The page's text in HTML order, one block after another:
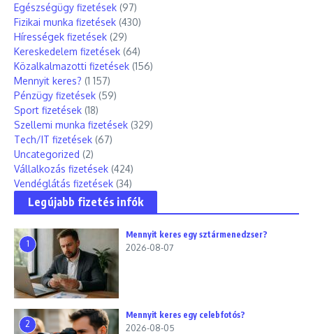
Egészségügy fizetések (97)
Fizikai munka fizetések (430)
Hírességek fizetések (29)
Kereskedelem fizetések (64)
Közalkalmazotti fizetések (156)
Mennyit keres? (1 157)
Pénzügy fizetések (59)
Sport fizetések (18)
Szellemi munka fizetések (329)
Tech/IT fizetések (67)
Uncategorized (2)
Vállalkozás fizetések (424)
Vendéglátás fizetések (34)
Legújabb fizetés infók
1
Mennyit keres egy sztármenedzser?
2026-08-07
2
Mennyit keres egy celebfotós?
2026-08-05